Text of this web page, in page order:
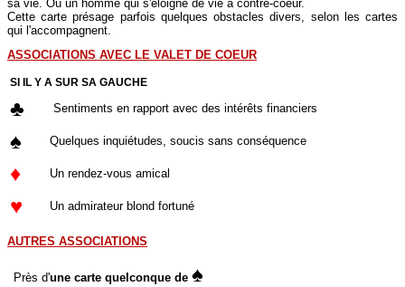
sa vie. Ou un homme qui s'éloigne de vie à contre-coeur.
Cette carte présage parfois quelques obstacles divers, selon les cartes
qui l'accompagnent.
ASSOCIATIONS AVEC LE VALET DE COEUR
SI IL Y A SUR SA GAUCHE
♣ Sentiments en rapport avec des intérêts financiers
♠ Quelques inquiétudes, soucis sans conséquence
♦ Un rendez-vous amical
♥ Un admirateur blond fortuné
AUTRES ASSOCIATIONS
Près d'une carte quelconque de ♠